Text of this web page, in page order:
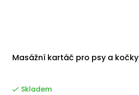
Masážní kartáč pro psy a kočky
Skladem